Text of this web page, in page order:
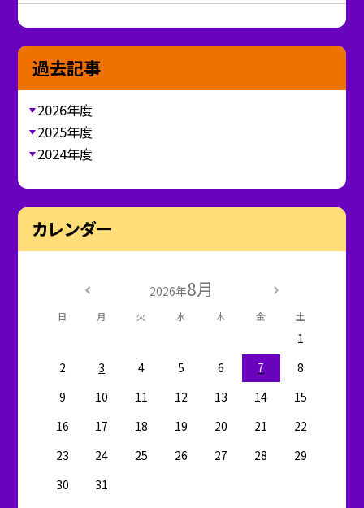
過去記事
2026年度
2025年度
2024年度
カレンダー
2026年8月
日 月 火 水 木 金 土
1
2
3 4 5 6 7
8
9
10 11 12 13 14
15
16
17 18 19 20 21
22
23
24 25 26 27 28
29
30
31